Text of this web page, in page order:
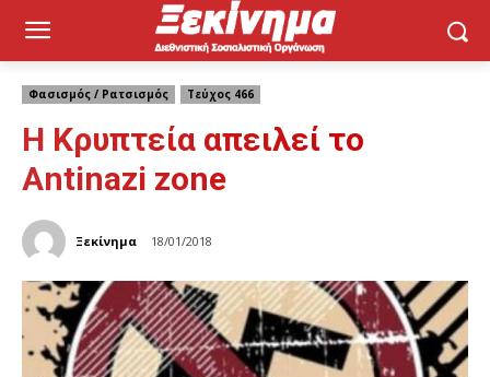
Φασισμός / Ρατσισμός Τεύχος 466
Η Κρυπτεία απειλεί το
Antinazi zone
Ξεκίνημα 18/01/2018